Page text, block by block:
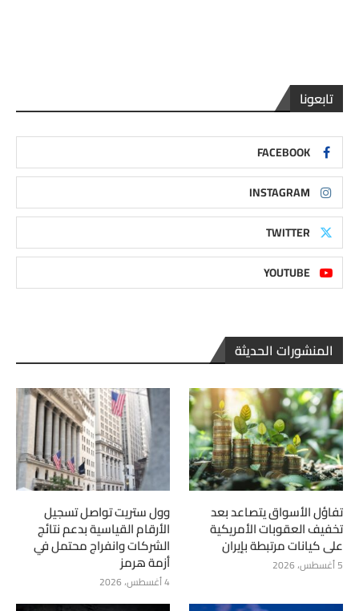
تابعونا
FACEBOOK
INSTAGRAM
TWITTER
YOUTUBE
المنشورات الحديثة
تفاؤل الأسواق يتصاعد بعد
تخفيف العقوبات الأمريكية
على كيانات مرتبطة بإيران
5 أغسطس، 2026
وول ستريت تواصل تسجيل
الأرقام القياسية بدعم نتائج
الشركات وانفراج محتمل في
أزمة هرمز
4 أغسطس، 2026